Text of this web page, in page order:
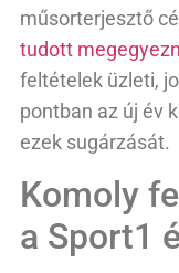
műsorterjesztő
tudott
feltételek üzleti,
pontban az új év
ezek sugárzását.
Komoly
a Sport1